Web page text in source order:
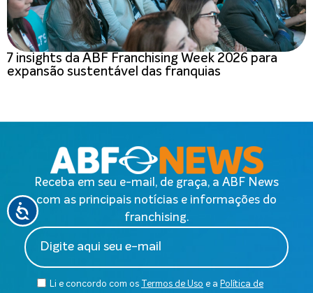
7 insights da ABF Franchising Week 2026 para
expansão sustentável das franquias
Receba em seu e-mail, de graça, a ABF News
com as principais notícias e informações do
franchising.
Li e concordo com os Termos de Uso e a Política de